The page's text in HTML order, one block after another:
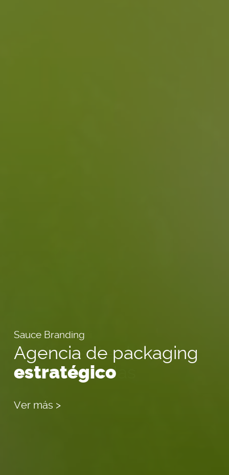
Sauce Branding
Agencia de packaging
estratégico
Ver más >
La Cabrera Miami
Restaurante de
carnesasadas
Ver más >